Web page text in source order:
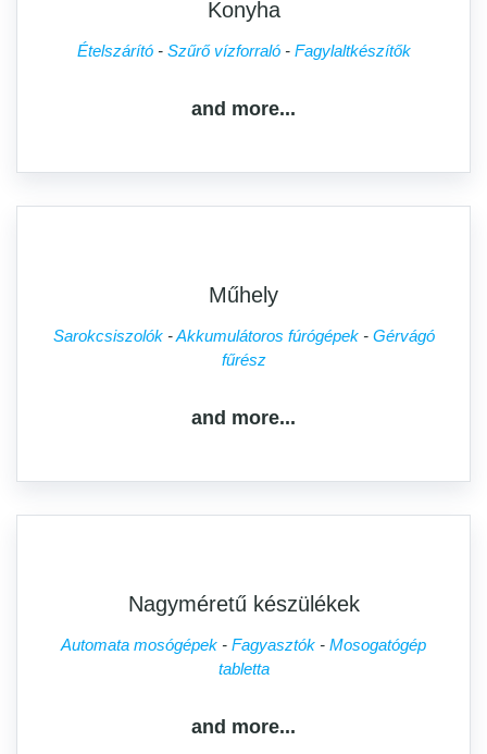
Konyha
Ételszárító Szűrő vízforraló Fagylaltkészítők
and more...
Műhely
Sarokcsiszolók Akkumulátoros fúrógépek
Gérvágó
fűrész
and more...
Nagyméretű készülékek
Automata mosógépek Fagyasztók
Mosogatógép
tabletta
and more...